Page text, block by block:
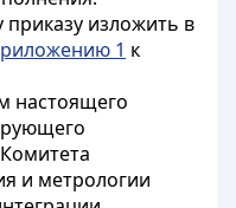
приказу изложить в
1 к
настоящего
и метрологии